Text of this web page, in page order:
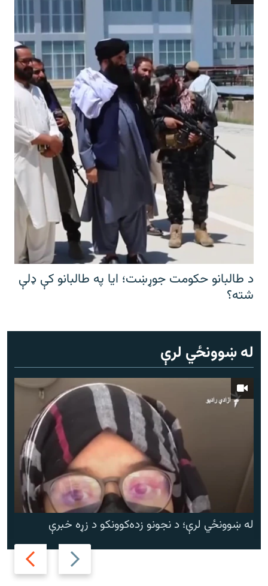
د طالبانو حکومت جوړښت؛ ایا په طالبانو کې ډلې
شته؟
له ښوونځي لرې
Previous
slide
Next
slide
له ښوونځي لرې؛ د نجونو زده‌کوونکو د زړه خبرې